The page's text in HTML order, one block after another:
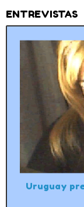
ENTREVISTAS
Uruguay